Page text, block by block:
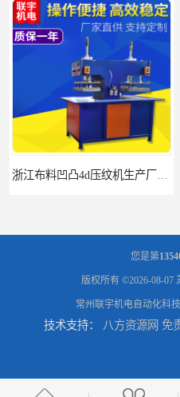
浙江布料凹凸4d压纹机厂家 服装针织布料凹凸压纹机 性能稳定
您是第
版权所有 ©2026-08-07
常州联宇机电自动化科
技术支持： 八方资源网 免